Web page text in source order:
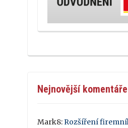
Nejnovější komentáře
Mark8: Rozšíření